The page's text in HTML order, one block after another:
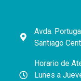
Avda.
Santiago
Horario de
Lunes a